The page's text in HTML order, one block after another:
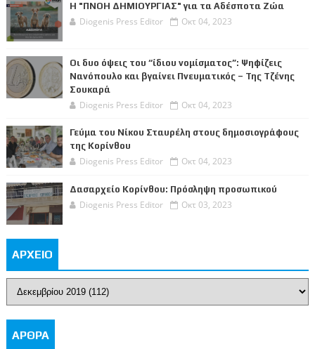
Η "ΠΝΟΗ ΔΗΜΙΟΥΡΓΙΑΣ" για τα Αδέσποτα Ζώα
Diogenis Press Editor Οκτ 04, 2023
Οι δυο όψεις του “ίδιου νομίσματος”: Ψηφίζεις
Νανόπουλο και βγαίνει Πνευματικός – Της Τζένης
Σουκαρά
Diogenis Press Editor Οκτ 04, 2023
Γεύμα του Νίκου Σταυρέλη στους δημοσιογράφους
της Κορίνθου
Diogenis Press Editor Οκτ 04, 2023
Δασαρχείο Κορίνθου: Πρόσληψη προσωπικού
Diogenis Press Editor Οκτ 03, 2023
ΑΡΧΕΙΟ
ΑΡΘΡΑ